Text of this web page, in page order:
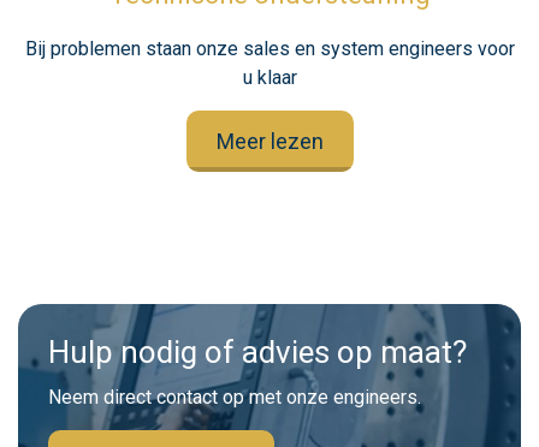
Bij problemen staan onze sales en system engineers voor
u klaar
Meer lezen
Hulp nodig of advies op maat?
Neem direct contact op met onze engineers.